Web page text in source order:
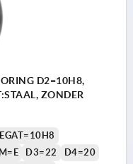
D2=10H8,
ZONDER
D3=22
D4=20